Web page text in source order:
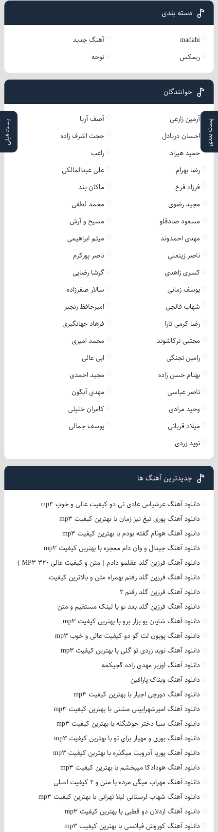
پست بعدی پست قبلی
دسته بندی
madahi
آهنگ جدید
ریمکس
نوحه
خوانندگان
آرمین زارعی
آصف آریا
احسان دریادل
حجت اشرف زاده
حمید هیراد
راغب
رضا بهرام
علی عبدالمالکی
فرزاد فرخ
ماکان بند
مجید رضوی
محمد لطفی
مسعود صادقلو
مسیح و آرش
مهدی احمدوند
میثم ابراهیمی
ناصر زینعلی
ناصر پورکرم
کسری زاهدی
گرشا رضایی
یوسف زمانی
سالار صفرزاده
شهاب فالجی
امیرحافظ رنجبر
رضا کرمی تارا
فرهاد جهانگیری
مجتبی ترکاشوند
محمد امیری
رامین تجنگی
ابی عالی
بهنام حسن زاده
مجید احمدی
ناصر عباسی
مهدی آبگون
وحید مرادی
کامران خلیلی
میلاد قربانی
یوسف جمالی
نوید زردی
جدیدترین آهنگ ها
دانلود آهنگ عرشیاس عادی نی دو کیفیت عالی و خوب mp3
دانلود آهنگ پوری تیغ تیز زمان با بهترین کیفیت mp3
دانلود آهنگ هونام گفته بودم با بهترین کیفیت mp3
دانلود آهنگ جیدال و وان دام معجزه با بهترین کیفیت mp3
دانلود آهنگ فرزین گلد عقلمو دادم ( متن و کیفیت عالی 320 MP3 )
دانلود آهنگ فرزین گلد رفتم بهمراه متن و بالاترین کیفیت
دانلود آهنگ فرزین گلد رفتم 2
دانلود آهنگ فرزین گلد بعد تو با لینک مستقیم و متن
دانلود آهنگ شایان یو بزار برو با بهترین کیفیت mp3
دانلود آهنگ پوبون لت گو دو کیفیت عالی و خوب mp3
دانلود آهنگ نوید زردی تو گلی با بهترین کیفیت mp3
دانلود آهنگ اوزیر مهدی زاده گجیکمه
دانلود آهنگ ویناک پارافین
دانلود آهنگ دورچی اجبار با بهترین کیفیت mp3
دانلود آهنگ امیرشهرایینی مشتی با بهترین کیفیت mp3
دانلود آهنگ سیا دختر خوشگله با بهترین کیفیت mp3
دانلود آهنگ پوری و مهیار برای تو با بهترین کیفیت mp3
دانلود آهنگ پوریا آدرویت میگذره با بهترین کیفیت mp3
دانلود آهنگ هودادکا میبخشم با بهترین کیفیت mp3
دانلود آهنگ مهراب میگن مرده با متن و 2 کیفیت اصلی
دانلود آهنگ شهاب لرستانی لیلا تهرانی با بهترین کیفیت mp3
دانلود آهنگ اردلان دو قطبی با بهترین کیفیت mp3
دانلود آهنگ کوروش فیانسی با بهترین کیفیت mp3